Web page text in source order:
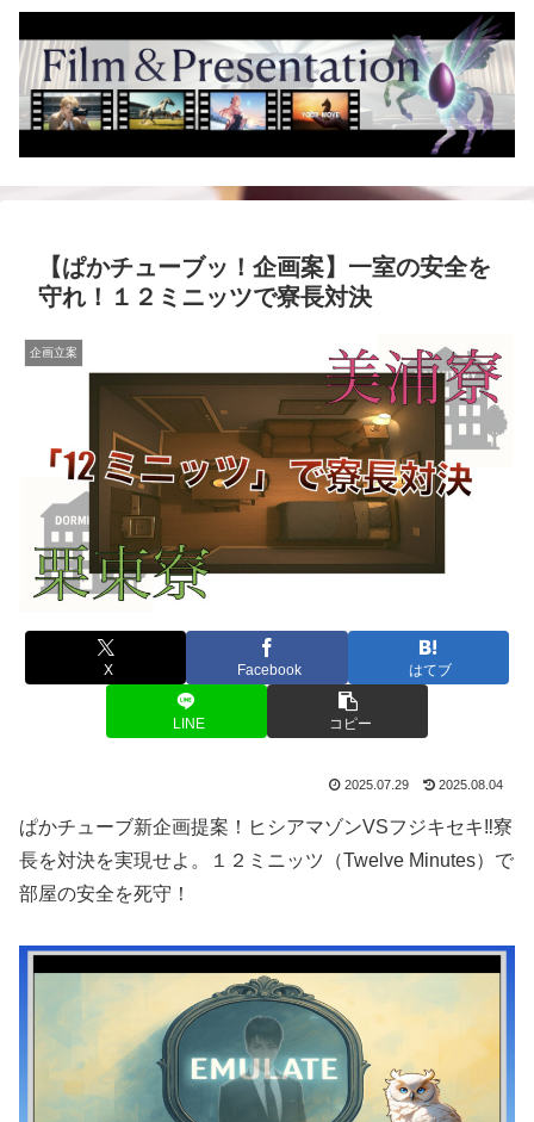
【ぱかチューブッ！企画案】一室の安全を
守れ！１２ミニッツで寮長対決
企画立案
X Facebook はてブ
LINE コピー
2025.07.29 2025.08.04
ぱかチューブ新企画提案！ヒシアマゾンVSフジキセキ‼️寮
長を対決を実現せよ。１２ミニッツ（Twelve Minutes）で
部屋の安全を死守！